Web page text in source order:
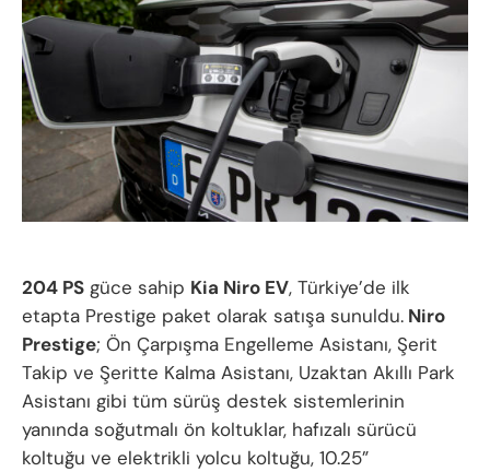
204 PS güce sahip Kia Niro EV, Türkiye’de ilk
etapta Prestige paket olarak satışa sunuldu. Niro
Prestige; Ön Çarpışma Engelleme Asistanı, Şerit
Takip ve Şeritte Kalma Asistanı, Uzaktan Akıllı Park
Asistanı gibi tüm sürüş destek sistemlerinin
yanında soğutmalı ön koltuklar, hafızalı sürücü
koltuğu ve elektrikli yolcu koltuğu, 10.25”